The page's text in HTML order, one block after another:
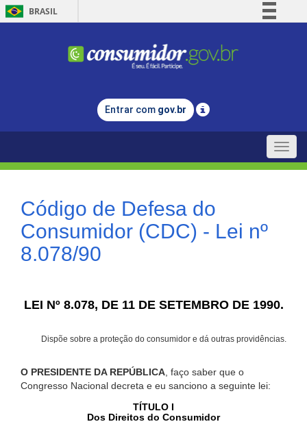
BRASIL
Comunica BR
Legislação
Entrar com gov.br
Toggle
Código de Defesa do
Consumidor (CDC) - Lei nº
8.078/90
LEI Nº 8.078, DE 11 DE SETEMBRO DE 1990.
Dispõe sobre a proteção do consumidor e dá outras providências.
O PRESIDENTE DA REPÚBLICA , faço saber que o
Congresso Nacional decreta e eu sanciono a seguinte lei:
TÍTULO I
Dos Direitos do Consumidor